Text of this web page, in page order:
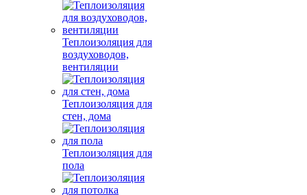
Теплоизоляция для
воздуховодов,
вентиляции
Теплоизоляция для
стен, дома
Теплоизоляция для
пола